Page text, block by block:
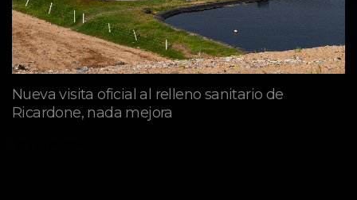
Nueva visita oficial al relleno sanitario de
Ricardone, nada mejora